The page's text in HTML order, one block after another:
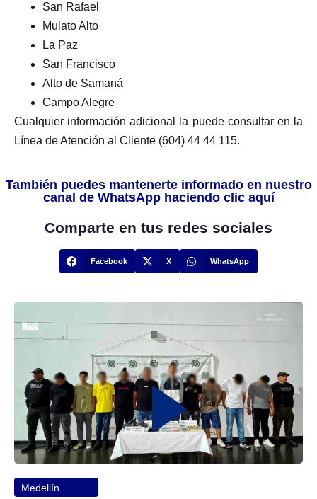
San Rafael
Mulato Alto
La Paz
San Francisco
Alto de Samaná
Campo Alegre
Cualquier información adicional la puede consultar en la
Línea de Atención al Cliente (604) 44 44 115.
También puedes mantenerte informado en nuestro
canal de WhatsApp haciendo clic aquí
Comparte en tus redes sociales
Facebook X WhatsApp
Medellín